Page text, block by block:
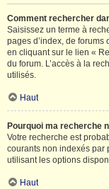
Comment rechercher
Saisissez un terme à
pages d’index, de
en cliquant sur le lien «
du forum. L’accès à la
utilisés.
Haut
Pourquoi ma recherche
Votre recherche est
courants non indexés par
utilisant les options
Haut